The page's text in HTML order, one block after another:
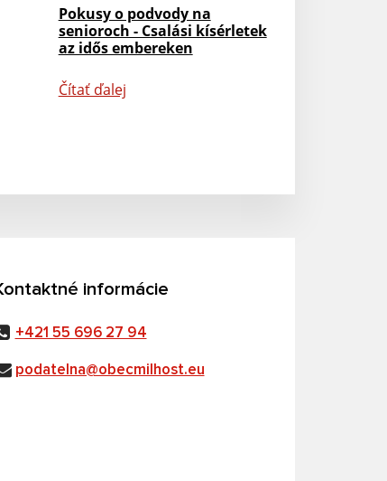
Pokusy o podvody na
senioroch - Csalási kísérletek
az idős embereken
Čítať ďalej
informácie
+421 55 696 27 94
podatelna@obecmilhost.eu